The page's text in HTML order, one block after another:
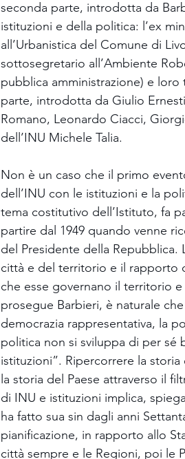
seconda parte, introdotta da
istituzioni e della politica: l’ex
all’Urbanistica del Comune di
sottosegretario all’Ambiente
pubblica amministrazione) e
parte, introdotta da Giulio
Romano, Leonardo Ciacci,
dell’INU Michele Talia.
Non è un caso che il primo
dell’INU con le istituzioni e la
tema costitutivo dell’Istituto, fa
partire dal 1949 quando venne
del Presidente della Repubblica.
città e del territorio e il rapporto
che esse governano il territorio
prosegue Barbieri, è naturale
democrazia rappresentativa, la
politica non si sviluppa di per
istituzioni”. Ripercorrere la
la storia del Paese attraverso il
di INU e istituzioni implica,
ha fatto sua sin dagli anni
pianificazione, in rapporto allo
città sempre e le Regioni, poi le